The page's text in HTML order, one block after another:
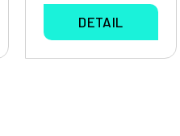
DETAIL